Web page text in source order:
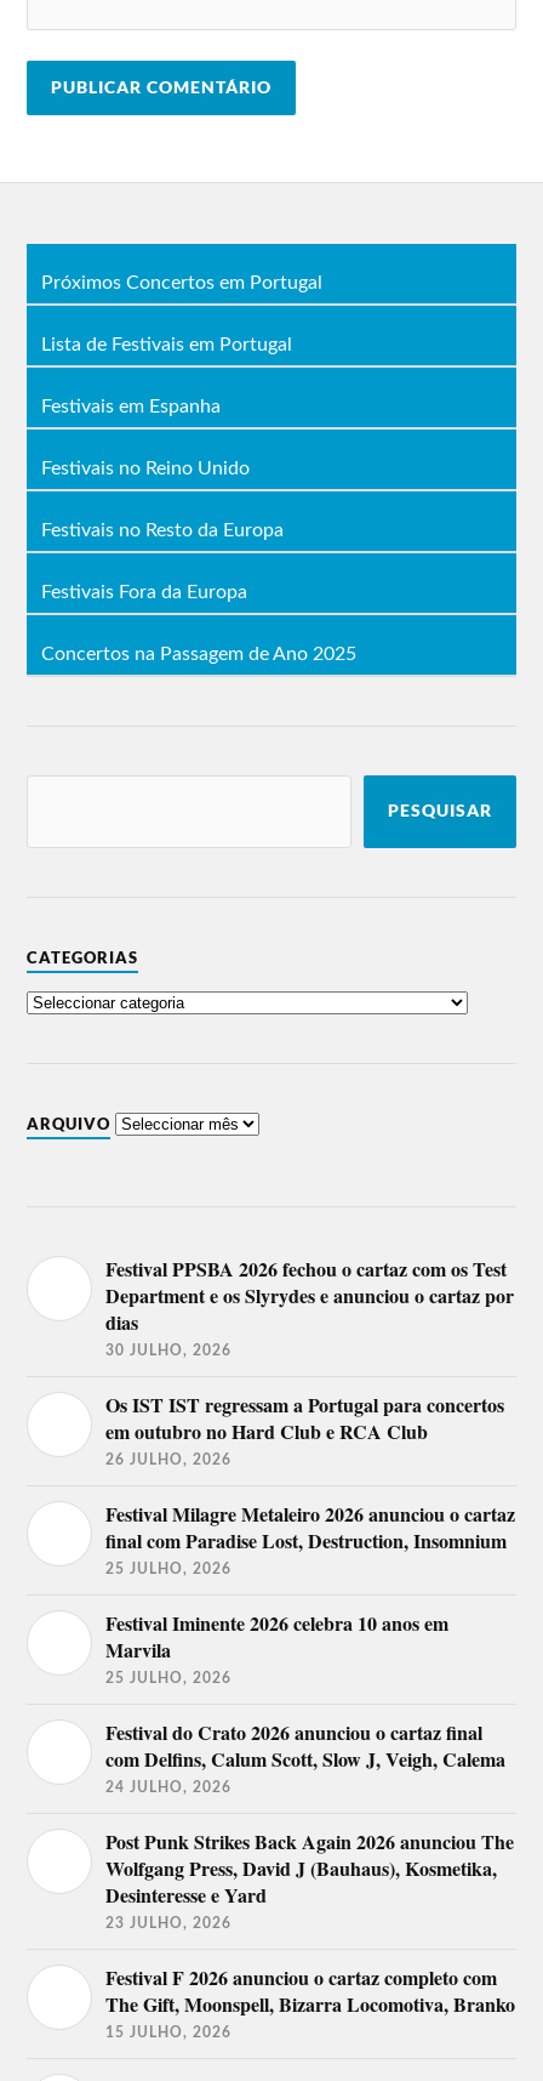
Próximos Concertos em Portugal
Lista de Festivais em Portugal
Festivais em Espanha
Festivais no Reino Unido
Festivais no Resto da Europa
Festivais Fora da Europa
Concertos na Passagem de Ano 2025
PESQUISAR
CATEGORIAS
ARQUIVO
Festival PPSBA 2026 fechou o cartaz com os Test
Department e os Slyrydes e anunciou o cartaz por
dias
30 JULHO, 2026
Os IST IST regressam a Portugal para concertos
em outubro no Hard Club e RCA Club
26 JULHO, 2026
Festival Milagre Metaleiro 2026 anunciou o cartaz
final com Paradise Lost, Destruction, Insomnium
25 JULHO, 2026
Festival Iminente 2026 celebra 10 anos em
Marvila
25 JULHO, 2026
Festival do Crato 2026 anunciou o cartaz final
com Delfins, Calum Scott, Slow J, Veigh, Calema
24 JULHO, 2026
Post Punk Strikes Back Again 2026 anunciou The
Wolfgang Press, David J (Bauhaus), Kosmetika,
Desinteresse e Yard
23 JULHO, 2026
Festival F 2026 anunciou o cartaz completo com
The Gift, Moonspell, Bizarra Locomotiva, Branko
15 JULHO, 2026